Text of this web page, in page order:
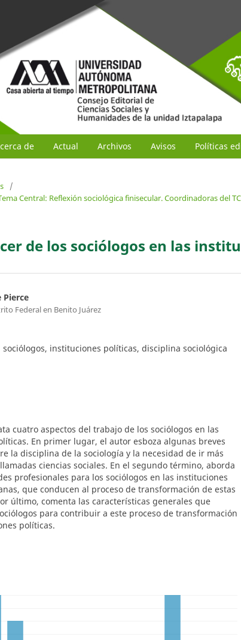
de Actual Archivos Avisos Políticas
/
Central: Reflexión sociológica finisecular. Coordinadoras del
de los sociólogos en las
Pierce
Federal en Benito Juárez
sociólogos, instituciones políticas, disciplina sociológica
cuatro aspectos del trabajo de los sociólogos en las
En primer lugar, el autor esboza algunas breves
la disciplina de la sociología y la necesidad de ir más
ciencias sociales. En el segundo término, aborda
profesionales para los sociólogos en las instituciones
que conducen al proceso de transformación de estas
último, comenta las características generales que
para contribuir a este proceso de transformación
políticas.